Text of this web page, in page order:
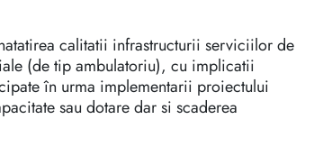
calitatii infrastructurii serviciilor de
(de tip ambulatoriu), cu implicatii
în urma implementarii proiectului
sau dotare dar si scaderea